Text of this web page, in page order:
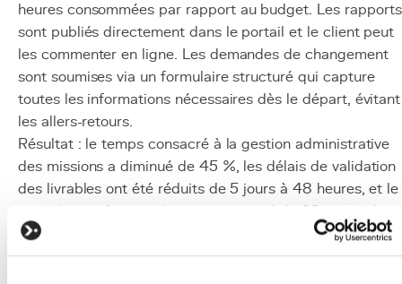
heures consommées par rapport au budget. Les rapports
sont publiés directement dans le portail et le client peut
les commenter en ligne. Les demandes de changement
sont soumises via un formulaire structuré qui capture
toutes les informations nécessaires dès le départ, évitant
les allers-retours.
Résultat : le temps consacré à la gestion administrative
des missions a diminué de 45 %, les délais de validation
des livrables ont été réduits de 5 jours à 48 heures, et le
taux de satisfaction client a augmenté de 28 points. Le
cabinet a même gagné de nouveaux contrats grâce à
l'impression de professionnalisme que dégage le portail